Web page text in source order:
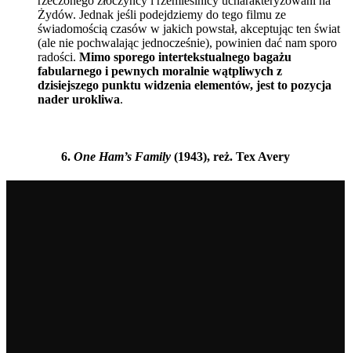
Żydów. Jednak jeśli podejdziemy do tego filmu ze
świadomością czasów w jakich powstał, akceptując ten świat
(ale nie pochwalając jednocześnie), powinien dać nam sporo
radości. Mimo sporego intertekstualnego bagażu
fabularnego i pewnych moralnie wątpliwych z
dzisiejszego punktu widzenia elementów, jest to pozycja
nader urokliwa.
6. One Ham’s Family (1943), reż. Tex Avery